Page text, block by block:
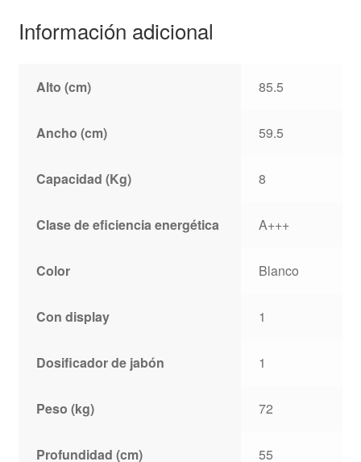
Información adicional
Alto (cm) 85.5
Ancho (cm) 59.5
Capacidad (Kg) 8
Clase de eficiencia energética A+++
Color Blanco
Con display 1
Dosificador de jabón 1
Peso (kg) 72
Profundidad (cm) 55